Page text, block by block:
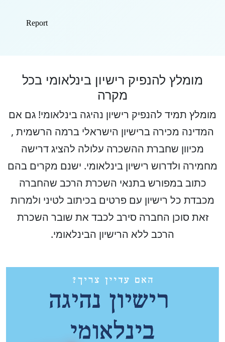
מומלץ להנפיק רישיון בינלאומי בכל
מקרה
מומלץ תמיד להנפיק רישיון נהיגה בינלאומי! גם אם
המדינה מכירה ברישיון הישראלי ברמה הרשמית ,
מכיוון שחברת ההשכרה עלולה להציג דרישה
מחמירה ולדרוש רישיון בינלאומי. ישנם מקרים בהם
כתוב במפורש בתנאי השכרת הרכב שהחברה
מכבדת כל רישיון עם פרטים בכיתוב לטיני ולמרות
זאת סוכן החברה סירב לכבד את שובר השכרת
הרכב ללא הרישיון הבינלאומי.